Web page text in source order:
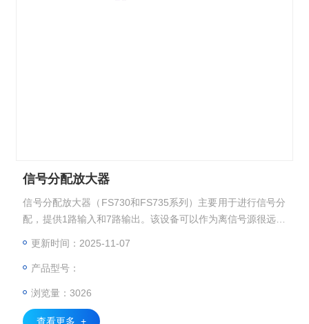
信号分配放大器
信号分配放大器（FS730和FS735系列）主要用于进行信号分
配，提供1路输入和7路输出。该设备可以作为离信号源很远的
更新时间：2025-11-07
产品型号：
浏览量：3026
查看更多 +